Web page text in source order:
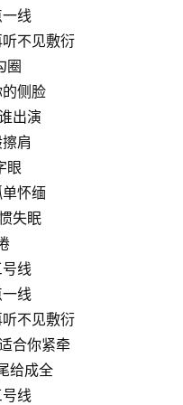
线
不见敷衍
圈
侧脸
出演
肩
眼
怀缅
失眠
线
线
不见敷衍
合你紧牵
给成全
线